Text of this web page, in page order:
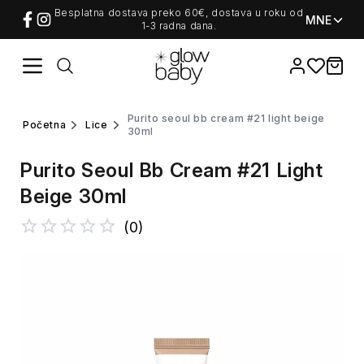
Besplatna dostava preko 60€, dostava u roku od
1-3 radna dana.
MNE
Favorites
items
početna lice
purito seoul bb cream #21 light beige
30ml
Purito Seoul Bb Cream #21 Light
Beige 30ml
(0)